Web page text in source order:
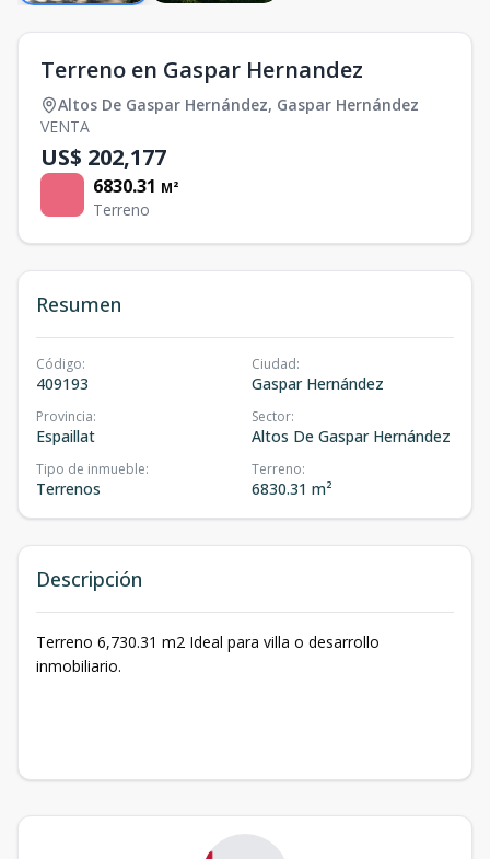
Terreno en Gaspar Hernandez
Altos De Gaspar Hernández, Gaspar Hernández
VENTA
US$ 202,177
6830.31 M²
Terreno
Resumen
Código:
409193
Ciudad:
Gaspar Hernández
Provincia:
Espaillat
Sector:
Altos De Gaspar Hernández
Tipo de inmueble:
Terrenos
Terreno:
6830.31 m²
Descripción
Terreno 6,730.31 m2 Ideal para villa o desarrollo
inmobiliario.